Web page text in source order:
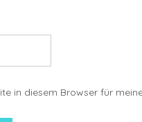
in diesem Browser für